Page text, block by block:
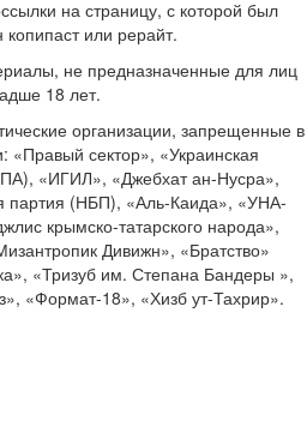
на страницу, с которой был
или рерайт.
не предназначенные для лиц
18 лет.
организации, запрещенные в
«Правый сектор», «Украинская
«ИГИЛ», «Джебхат ан-Нусра»,
партия (НБП), «Аль-Каида», «УНА-
крымско-татарского народа»,
Дивижн», «Братство»
«Тризуб им. Степана Бандеры »,
«Формат-18», «Хизб ут-Тахрир».